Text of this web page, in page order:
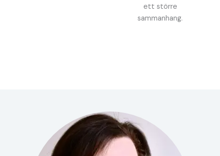
ett större
sammanhang.